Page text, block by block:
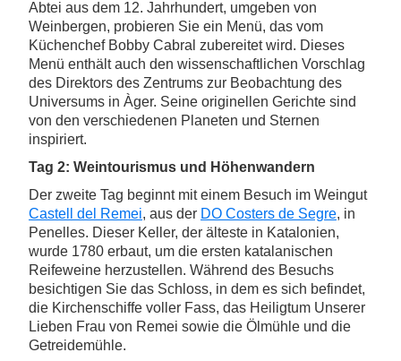
Abtei aus dem 12. Jahrhundert, umgeben von
Weinbergen, probieren Sie ein Menü, das vom
Küchenchef Bobby Cabral zubereitet wird. Dieses
Menü enthält auch den wissenschaftlichen Vorschlag
des Direktors des Zentrums zur Beobachtung des
Universums in Àger. Seine originellen Gerichte sind
von den verschiedenen Planeten und Sternen
inspiriert.
Tag 2: Weintourismus und Höhenwandern
Der zweite Tag beginnt mit einem Besuch im Weingut
Castell del Remei, aus der DO Costers de Segre, in
Penelles. Dieser Keller, der älteste in Katalonien,
wurde 1780 erbaut, um die ersten katalanischen
Reifeweine herzustellen. Während des Besuchs
besichtigen Sie das Schloss, in dem es sich befindet,
die Kirchenschiffe voller Fass, das Heiligtum Unserer
Lieben Frau von Remei sowie die Ölmühle und die
Getreidemühle.